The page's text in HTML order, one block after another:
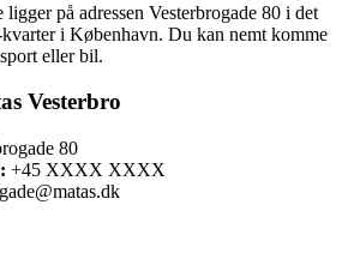
ligger på adressen Vesterbrogade 80 i det
kvarter i København. Du kan nemt komme
eller bil.
Vesterbro
80
+45 XXXX XXXX